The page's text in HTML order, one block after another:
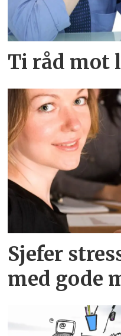
Ti råd mot
Sjefer
med gode